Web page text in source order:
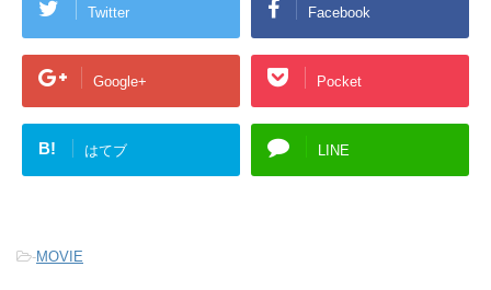
Twitter Facebook
Google+ Pocket
B! はてブ LINE
-MOVIE